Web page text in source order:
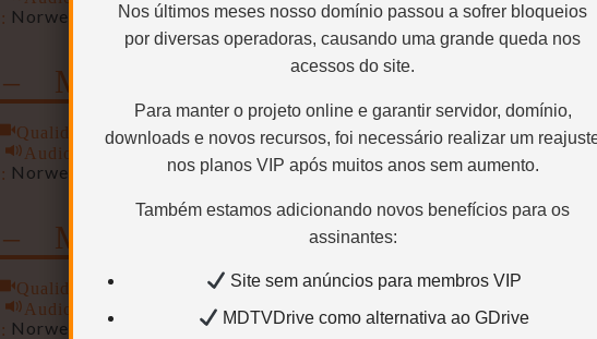
Nos últimos meses nosso domínio passou a sofrer bloqueios
por diversas operadoras, causando uma grande queda nos
acessos do site.
Para manter o projeto online e garantir servidor, domínio,
downloads e novos recursos, foi necessário realizar um
nos planos VIP após muitos anos sem aumento.
Também estamos adicionando novos benefícios para os
assinantes:
Site sem anúncios para membros VIP
MDTVDrive como alternativa ao GDrive
Norwegian – SRT Legenda6:Swedish – SRT
Menor
Qualidade: 1920×1080 – H.264 / AVC / 16:9 / 5.500 Kbps / 23.976
Audio2: Inglês – E-AC3 / 5.1 / 48 kHz / 640 kbps Legenda1:
Norwegian – SRT Legenda6:Swedish – SRT
Mini
Qualidade: 1920×1080 – H.264 / AVC / 16:9 / 2.200 Kbps / 23.976
Audio2: Inglês – AC3 – 2.0 / 48 kHz / 192 kbps Legenda1:
Norwegian – SRT Legenda6: Swedish – SRT